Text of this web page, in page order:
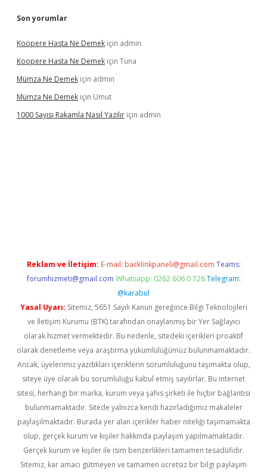
Son yorumlar
Koopere Hasta Ne Demek için admin
Koopere Hasta Ne Demek için Tuna
Mümza Ne Demek için admin
Mümza Ne Demek için Umut
1000 Sayısı Rakamla Nasıl Yazılır için admin
Reklam ve İletişim: E-mail: backlinkpaneli@gmail.com Teams:
forumhizmeti@gmail.com Whatsapp: 0262 606 0 726 Telegram:
@karabul
Yasal Uyarı: Sitemiz, 5651 Sayılı Kanun gereğince Bilgi Teknolojileri
ve İletişim Kurumu (BTK) tarafından onaylanmış bir Yer Sağlayıcı
olarak hizmet vermektedir. Bu nedenle, sitedeki içerikleri proaktif
olarak denetleme veya araştırma yükümlülüğümüz bulunmamaktadır.
Ancak, üyelerimiz yazdıkları içeriklerin sorumluluğunu taşımakta olup,
siteye üye olarak bu sorumluluğu kabul etmiş sayılırlar. Bu internet
sitesi, herhangi bir marka, kurum veya şahıs şirketi ile hiçbir bağlantısı
bulunmamaktadır. Sitede yalnızca kendi hazırladığımız makaleler
paylaşılmaktadır. Burada yer alan içerikler haber niteliği taşımamakta
olup, gerçek kurum ve kişiler hakkında paylaşım yapılmamaktadır.
Gerçek kurum ve kişiler ile isim benzerlikleri tamamen tesadüfidir.
Sitemiz, kar amacı gütmeyen ve tamamen ücretsiz bir bilgi paylaşım